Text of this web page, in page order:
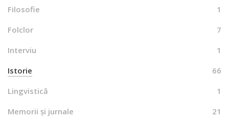
Filosofie
1
Folclor
7
Interviu
1
Istorie
66
Lingvistică
1
Memorii și jurnale
21